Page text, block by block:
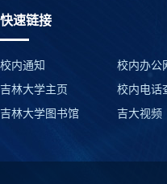
快速链接
校内通知 校内办公
吉林大学主页
校内电话
吉林大学图书馆
吉大视频